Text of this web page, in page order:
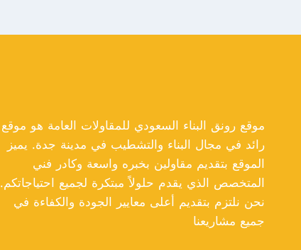
تشطيب
موقع رونق البناء السعودي للمقاولات العامة هو موقع
رائد في مجال البناء والتشطيب في مدينة جدة. يميز
الموقع بتقديم مقاولين بخبره واسعة وكادر فني
المتخصص الذي يقدم حلولاً مبتكرة لجميع احتياجاتكم.
نحن نلتزم بتقديم أعلى معايير الجودة والكفاءة في
جميع مشاريعنا